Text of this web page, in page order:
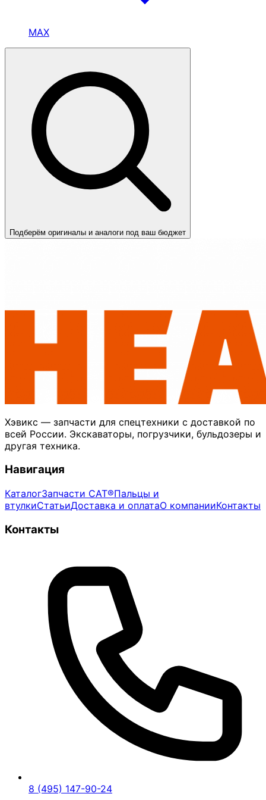
MAX
Подберём оригиналы и аналоги под ваш бюджет
Хэвикс — запчасти для спецтехники с доставкой по
всей России. Экскаваторы, погрузчики, бульдозеры и
другая техника.
Навигация
КаталогЗапчасти CAT®Пальцы и
втулкиСтатьиДоставка и оплатаО компанииКонтакты
Контакты
8 (495) 147-90-24